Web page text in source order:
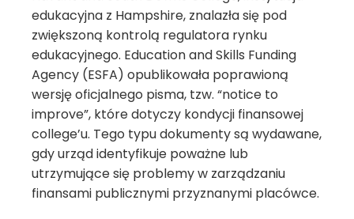
edukacyjna z Hampshire, znalazła się pod
zwiększoną kontrolą regulatora rynku
edukacyjnego. Education and Skills Funding
Agency (ESFA) opublikowała poprawioną
wersję oficjalnego pisma, tzw. “notice to
improve”, które dotyczy kondycji finansowej
college’u. Tego typu dokumenty są wydawane,
gdy urząd identyfikuje poważne lub
utrzymujące się problemy w zarządzaniu
finansami publicznymi przyznanymi placówce.